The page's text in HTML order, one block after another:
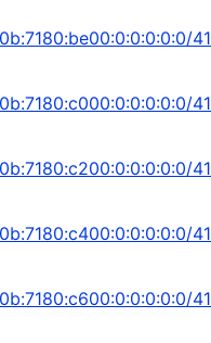
41
41
41
41
41